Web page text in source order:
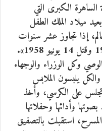
الساهرة الكبرى التي
ميلاد الملك الطفل
إذا تجاوز عشر سنوات
من عمره تلك الليلة «ولد 2 مايو 1935 وقتل 14 يونيو 1958».
وكل الوزراء والوجهاء
يلبسون الملابس
على الكرسي، وأخذ
وأدائها وحفلاتها
استقبلت بالتصفيق